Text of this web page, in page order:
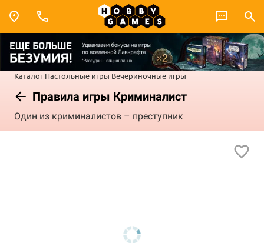
Каталог Настольные игры Вечериночные игры
Правила игры Криминалист
Один из криминалистов – преступник